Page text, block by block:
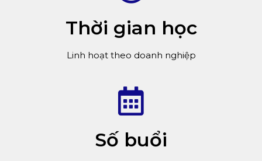
Thời gian học
Linh hoạt theo doanh nghiệp
Số buổi